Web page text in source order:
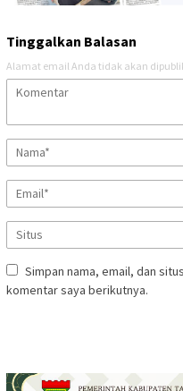
Tinggalkan Balasan
Alamat email Anda tidak akan
Simpan nama, email, dan
komentar saya berikutnya.